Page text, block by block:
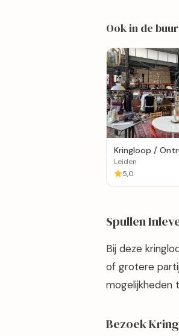
Ook in de
Kringloop /
altijd goed
Leiden
5,0
Spullen
Bij deze
of grotere
mogelijkheden
Bezoek